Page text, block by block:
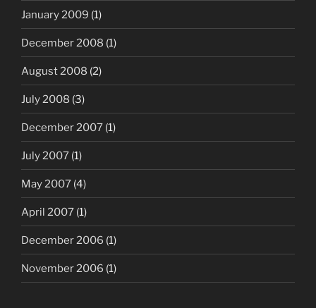
January 2009 (1)
December 2008 (1)
August 2008 (2)
July 2008 (3)
December 2007 (1)
July 2007 (1)
May 2007 (4)
April 2007 (1)
December 2006 (1)
November 2006 (1)